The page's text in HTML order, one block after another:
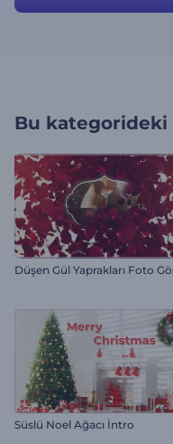
Bu kategorideki
Süslü Noel Ağacı İntro